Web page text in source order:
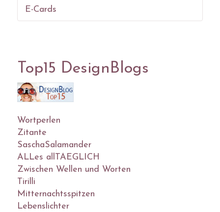
E-Cards
Top15 DesignBlogs
Wortperlen
Zitante
SaschaSalamander
ALLes allTAEGLICH
Zwischen Wellen und Worten
Tirilli
Mitternachtsspitzen
Lebenslichter